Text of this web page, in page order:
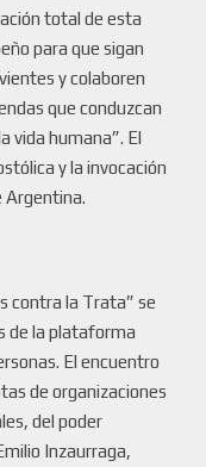
total de esta
para que sigan
y colaboren
que conduzcan
vida humana”. El
y la invocación
Argentina.
contra la Trata” se
de la plataforma
El encuentro
de organizaciones
del poder
Inzaurraga,